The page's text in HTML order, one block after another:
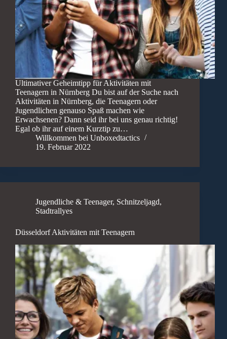
Ultimativer Geheimtipp für Aktivitäten mit
Teenagern in Nürnberg Du bist auf der Suche nach
Aktivitäten in Nürnberg, die Teenagern oder
Jugendlichen genauso Spaß machen wie
Erwachsenen? Dann seid ihr bei uns genau richtig!
Egal ob ihr auf einem Kurztip zu…
Willkommen bei Unboxedtactics
19. Februar 2022
Jugendliche & Teenager, Schnitzeljagd,
Stadtrallyes
Düsseldorf Aktivitäten mit Teenagern